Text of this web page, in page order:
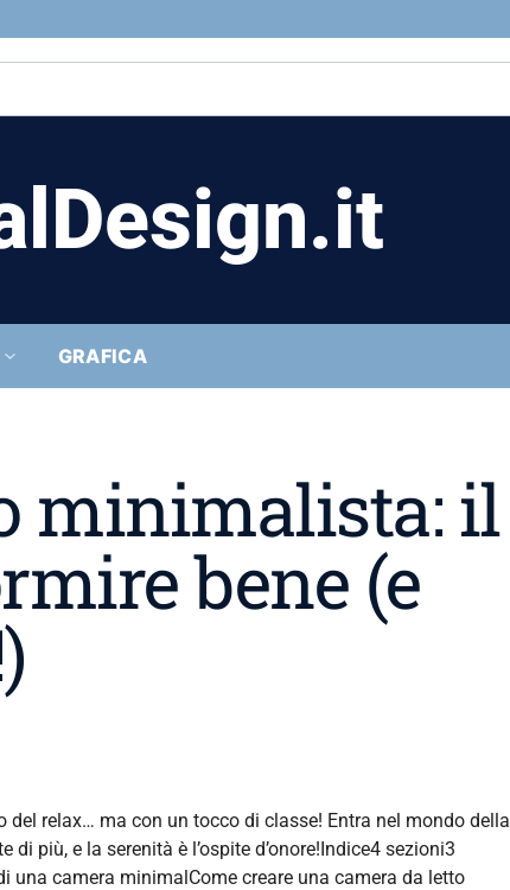
GRAFICA
minimalista: il
bene (e
relax… ma con un tocco di classe! Entra nel mondo della
più, e la serenità è l’ospite d’onore!Indice4 sezioni3
una camera minimalCome creare una camera da letto